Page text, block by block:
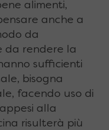
alimenti,
anche a
da
da rendere la
sufficienti
bisogna
facendo uso di
appesi alla
risulterà più